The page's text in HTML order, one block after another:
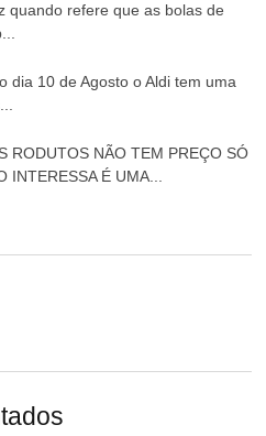
quando refere que as bolas de
dia 10 de Agosto o Aldi tem uma
RODUTOS NÃO TEM PREÇO SÓ
INTERESSA É UMA...